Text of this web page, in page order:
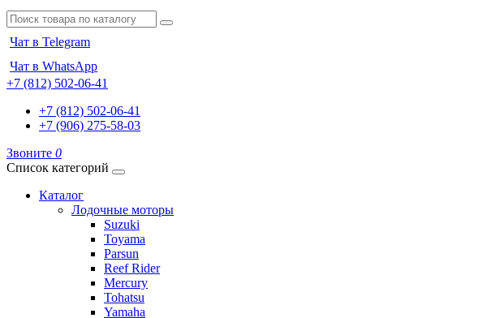
Чат в Telegram
Чат в WhatsApp
+7 (812) 502-06-41
+7 (812) 502-06-41
+7 (906) 275-58-03
Звоните 0
Список категорий
Каталог
Лодочные моторы
Suzuki
Toyama
Parsun
Reef Rider
Mercury
Tohatsu
Yamaha